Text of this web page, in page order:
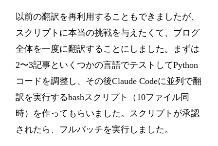
以前の翻訳を再利用することもできましたが、
スクリプトに本当の挑戦を与えたくて、ブログ
全体を一度に翻訳することにしました。まずは
2〜3記事といくつかの言語でテストしてPython
コードを調整し、その後Claude Codeに並列で翻
訳を実行するbashスクリプト（10ファイル同
時）を作ってもらいました。スクリプトが承認
されたら、フルバッチを実行しました。